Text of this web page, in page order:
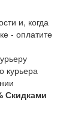
и, когда
- оплатите
курьера
Скидками